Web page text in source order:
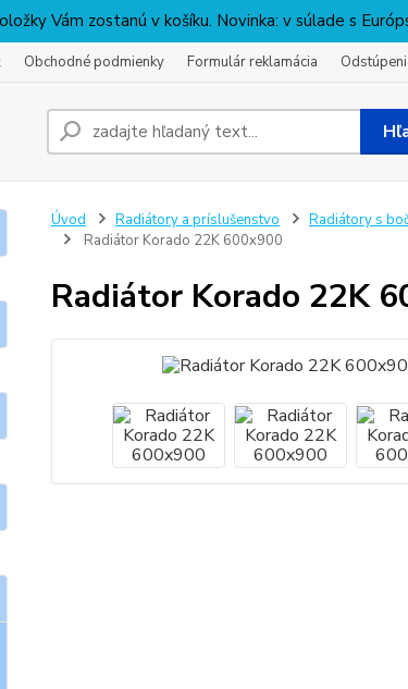
Vám zostanú v košíku. Novinka: v súlade s
Obchodné podmienky Formulár reklamácia
Úvod Radiátory a príslušenstvo Radiátory s
Radiátor Korado 22K 600x900
Radiátor Korado 22K